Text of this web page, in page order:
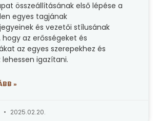
összeállításának első lépése a
egyes tagjának
és vezetői stílusának
az erősségeket és
az egyes szerepekhez és
lehessen igazítani.
»
2025.02.20.